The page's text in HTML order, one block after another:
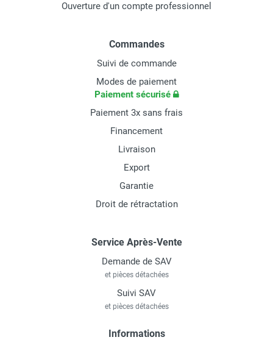
Ouverture d'un compte professionnel
Commandes
Suivi de commande
Modes de paiement
Paiement sécurisé
Paiement 3x sans frais
Financement
Livraison
Export
Garantie
Droit de rétractation
Service Après-Vente
Demande de SAV
et pièces détachées
Suivi SAV
et pièces détachées
Informations